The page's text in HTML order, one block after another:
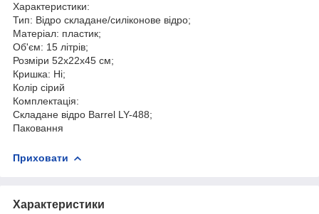
Характеристики:
Тип: Відро складане/силіконове відро;
Матеріал: пластик;
Об'єм: 15 літрів;
Розміри 52х22х45 см;
Кришка: Ні;
Колір сірий
Комплектація:
Складане відро Barrel LY-488;
Паковання
Приховати
Характеристики